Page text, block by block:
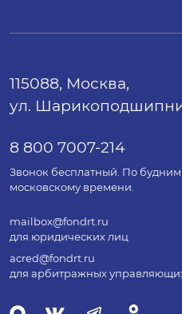
115088, Москва,
ул.
8 800 7007-214
Звонок бесплатный. По
московскому времени.
mailbox@fondrt.ru
для юридических лиц
acred@fondrt.ru
для арбитражных